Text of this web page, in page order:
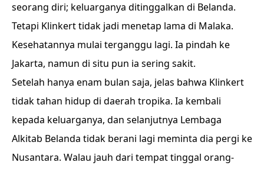
seorang diri; keluarganya ditinggalkan di Belanda.
Tetapi Klinkert tidak jadi menetap lama di Malaka.
Kesehatannya mulai terganggu lagi. Ia pindah ke
Jakarta, namun di situ pun ia sering sakit.
Setelah hanya enam bulan saja, jelas bahwa Klinkert
tidak tahan hidup di daerah tropika. Ia kembali
kepada keluarganya, dan selanjutnya Lembaga
Alkitab Belanda tidak berani lagi meminta dia pergi ke
Nusantara. Walau jauh dari tempat tinggal orang-